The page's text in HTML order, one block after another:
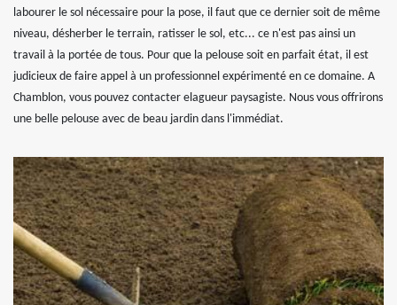
labourer le sol nécessaire pour la pose, il faut que ce dernier soit de même
niveau, désherber le terrain, ratisser le sol, etc... ce n'est pas ainsi un
travail à la portée de tous. Pour que la pelouse soit en parfait état, il est
judicieux de faire appel à un professionnel expérimenté en ce domaine. A
Chamblon, vous pouvez contacter elagueur paysagiste. Nous vous offrirons
une belle pelouse avec de beau jardin dans l'immédiat.